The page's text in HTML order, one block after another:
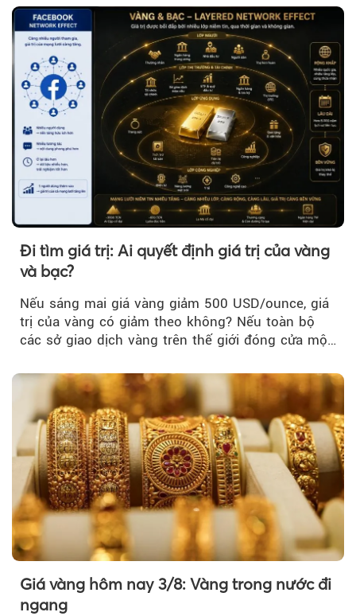
trì trên ngưỡng 4.000 USD/ounce.
Đi tìm giá trị: Ai quyết định giá trị của vàng
và bạc?
Nếu sáng mai giá vàng giảm 500 USD/ounce, giá
trị của vàng có giảm theo không? Nếu toàn bộ
các sở giao dịch vàng trên thế giới đóng cửa một
Giá vàng hôm nay 3/8: Vàng trong nước đi
ngang